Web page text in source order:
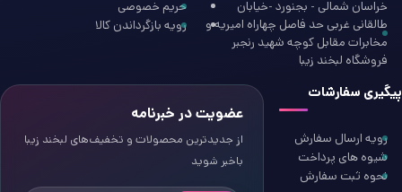
خراسان شمالی - بجنورد -خیابان
طالقانی غربی حد فاصل چهاراه امیریه و
مخابرات مقابل کوچه شهید رنجبر
فروشگاه لبخند زیبا
حریم خصوصی
رویه بازگرداندن کالا
پیگیری سفارشات
رویه ارسال سفارش
شیوه های پرداخت
نحوه ثبت سفارش
عضویت در خبرنامه
از جدیدترین محصولات و تخفیف‌های لبخند زیبا
باخبر شوید